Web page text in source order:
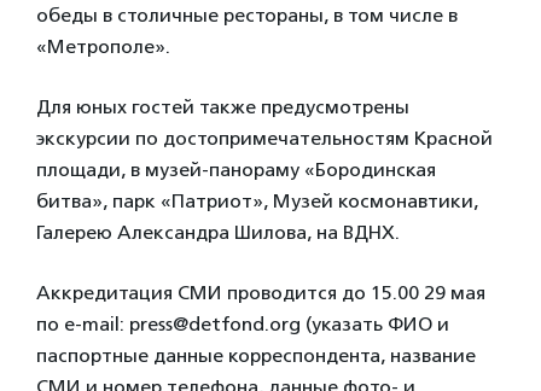
обеды в столичные рестораны, в том числе в
«Метрополе».
Для юных гостей также предусмотрены
экскурсии по достопримечательностям Красной
площади, в музей-панораму «Бородинская
битва», парк «Патриот», Музей космонавтики,
Галерею Александра Шилова, на ВДНХ.
Аккредитация СМИ проводится до 15.00 29 мая
по е-mail: press@detfond.org (указать ФИО и
паспортные данные корреспондента, название